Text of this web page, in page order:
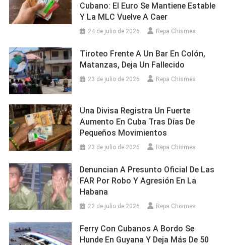
Cubano: El Euro Se Mantiene Estable
Y La MLC Vuelve A Caer
24 de julio de 2026 Repa Chismes
Tiroteo Frente A Un Bar En Colón,
Matanzas, Deja Un Fallecido
23 de julio de 2026 Repa Chismes
Una Divisa Registra Un Fuerte
Aumento En Cuba Tras Días De
Pequeños Movimientos
23 de julio de 2026 Repa Chismes
Denuncian A Presunto Oficial De Las
FAR Por Robo Y Agresión En La
Habana
22 de julio de 2026 Repa Chismes
Ferry Con Cubanos A Bordo Se
Hunde En Guyana Y Deja Más De 50